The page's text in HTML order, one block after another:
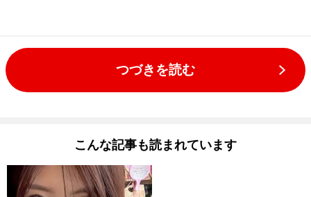
つづきを読む
こんな記事も読まれています